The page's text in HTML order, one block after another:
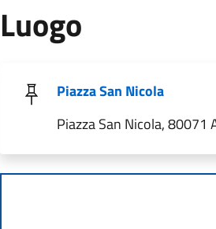
Luogo
Piazza San Nicola
Piazza San Nicola, 80071